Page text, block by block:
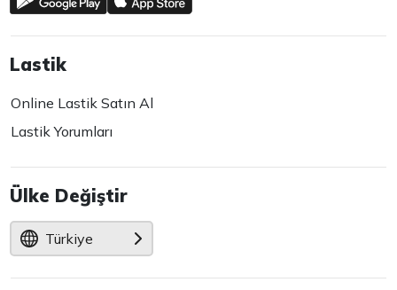
Lastik
Online Lastik Satın Al
Lastik Yorumları
Ülke Değiştir
Türkiye